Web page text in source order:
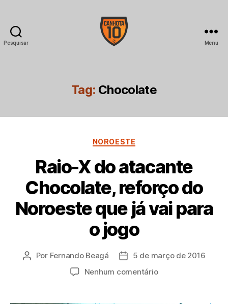
Pesquisar Menu
Tag: Chocolate
Categorias
NOROESTE
Raio-X do atacante
Chocolate, reforço do
Noroeste que já vai para
o jogo
Autor
Por Fernando Beagá
Data5 de março de 2016
Nenhum comentárioem